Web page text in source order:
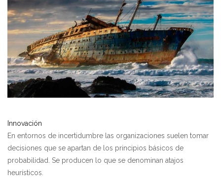
Innovación
En entornos de incertidumbre las organizaciones suelen tomar
decisiones que se apartan de los principios básicos de
probabilidad. Se producen lo que se denominan atajos
heurísticos.